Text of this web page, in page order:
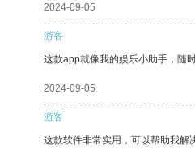
2024-09-05
游客
这款app就像我的娱乐小助手，随
2024-09-05
游客
这款软件非常实用，可以帮助我解